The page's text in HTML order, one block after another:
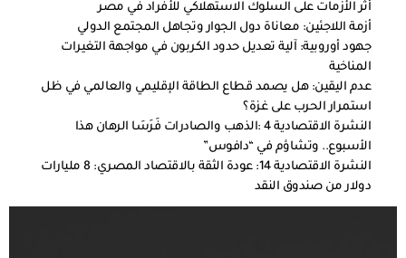
أثر الأزمات على السلوك الاستهلاكي للأفراد في مصر
أزمة اللاجئين: معاناة دول الجوار وتجاهل المجتمع الدولي
جهود أوروبية: آلية تعديل حدود الكربون في مواجهة التغيرات
المناخية
عدم اليقين: هل يصمد قطاع الطاقة الإقليمي والعالمي في ظل
استمرار الحرب على غزة؟
النشرة الاقتصادية 4 :الذهب والصادرات فَرَسَا الرهان هذا
الأسبوع.. وتشاؤم في “دافوس”
النشرة الاقتصادية 14: عودة الثقة بالاقتصاد المصري: 8 مليارات
دولار من صندوق النقد